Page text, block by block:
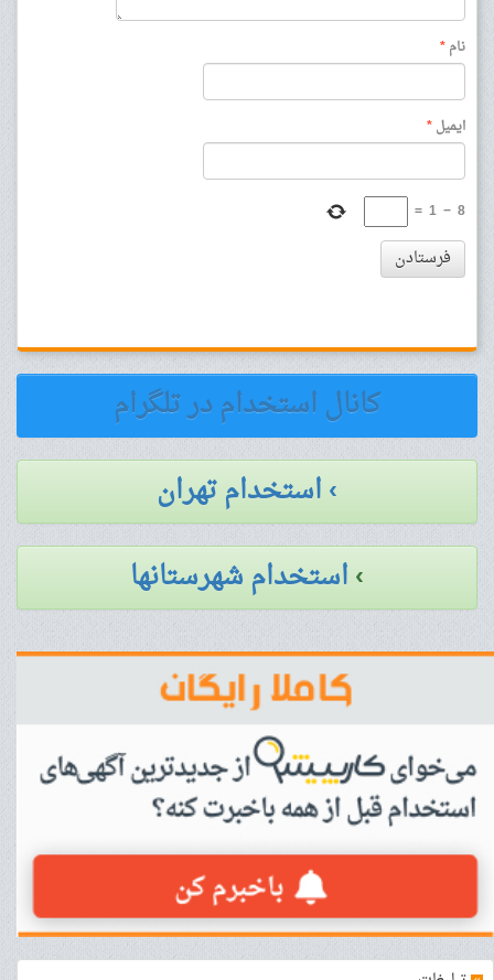
نام*
ایمیل*
8
−
1
=
فرستادن
کانال استخدام در تلگرام
› استخدام تهران
›استخدام شهرستانها